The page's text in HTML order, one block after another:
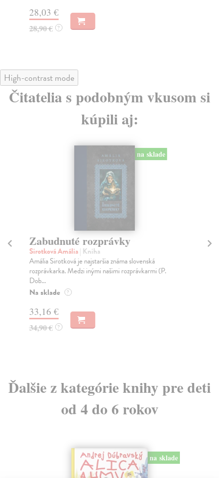
28,03 €
28,90 € ?
High-contrast mode
Čitatelia s podobným vkusom si
kúpili aj:
na sklade
Zabudnuté rozprávky
Sirotková Amália| Kniha
Amália Sirotková je najstaršia známa slovenská
rozprávkarka. Medzi inými našimi rozprávkarmi (P.
Dob...
Na sklade ?
33,16 €
34,90 € ?
Ďalšie z kategórie knihy pre deti
od 4 do 6 rokov
na sklade